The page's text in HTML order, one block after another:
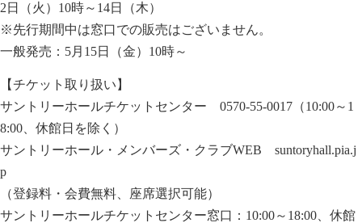
2日（火）10時～14日（木）
※先行期間中は窓口での販売はございません。
一般発売：5月15日（金）10時～
【チケット取り扱い】
サントリーホールチケットセンター 0570-55-0017（10:00～1
8:00、休館日を除く）
サントリーホール・メンバーズ・クラブWEB suntoryhall.pia.j
p
（登録料・会費無料、座席選択可能）
サントリーホールチケットセンター窓口：10:00～18:00、休館